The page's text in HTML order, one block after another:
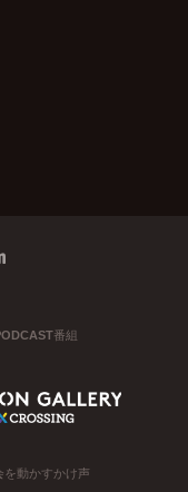
番組
を動かすかけ声